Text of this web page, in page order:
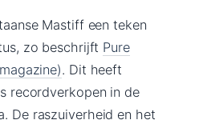
Mastiff een teken
zo beschrijft Pure
. Dit heeft
recordverkopen in de
De raszuiverheid en het